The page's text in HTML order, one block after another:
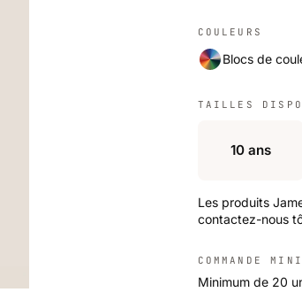
COULEURS
Blocs de
TAILLES
10 ans
Les produits
contactez-nous
COMMANDE
Minimum de 20